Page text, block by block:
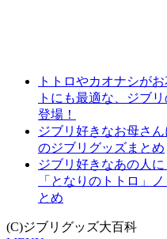
トトロやカオナシが
トにも最適な、ジブ
登場！
ジブリ好きなお母さ
のジブリグッズまとめ
ジブリ好きなあの人
「となりのトトロ」
とめ
(C)ジブリグッズ大百科